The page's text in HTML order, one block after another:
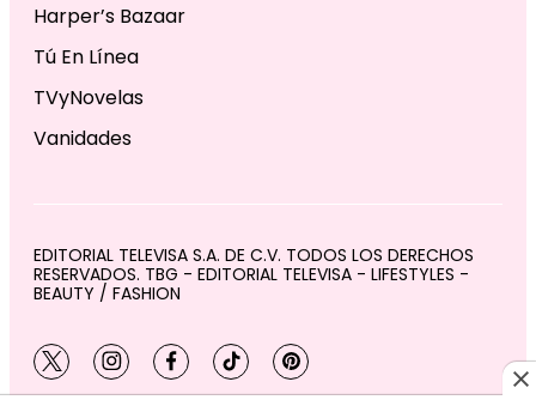
Harper’s Bazaar
Tú En Línea
TVyNovelas
Vanidades
EDITORIAL TELEVISA S.A. DE C.V. TODOS LOS DERECHOS
RESERVADOS. TBG - EDITORIAL TELEVISA - LIFESTYLES -
BEAUTY / FASHION
twitterinstagram
facebooktiktokpinterest